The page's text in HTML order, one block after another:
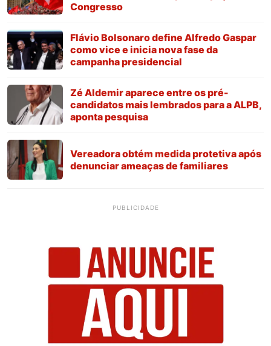
Congresso
Flávio Bolsonaro define Alfredo Gaspar
como vice e inicia nova fase da
campanha presidencial
Zé Aldemir aparece entre os pré-
candidatos mais lembrados para a ALPB,
aponta pesquisa
Vereadora obtém medida protetiva após
denunciar ameaças de familiares
PUBLICIDADE